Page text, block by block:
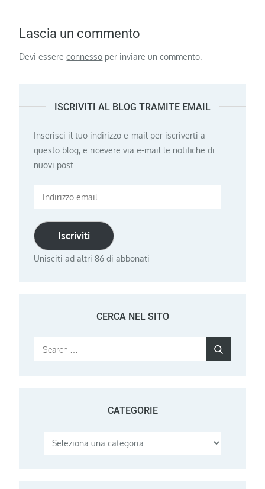
Lascia un commento
Devi essereconnesso per inviare un commento.
ISCRIVITI AL BLOG TRAMITE EMAIL
Inserisci il tuo indirizzo e-mail per iscriverti a
questo blog, e ricevere via e-mail le notifiche di
nuovi post.
Indirizzo
Iscriviti
Unisciti ad altri 86 di abbonati
CERCA NEL SITO
Search
CATEGORIE
Categorie